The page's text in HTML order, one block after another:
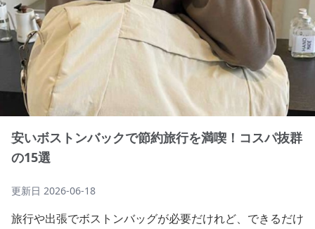
安いボストンバックで節約旅行を満喫！コスパ抜群
の15選
更新日 2026-06-18
旅行や出張でボストンバッグが必要だけれど、できるだけ